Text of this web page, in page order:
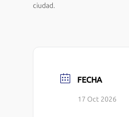
ciudad.
FECHA
17 Oct 2026